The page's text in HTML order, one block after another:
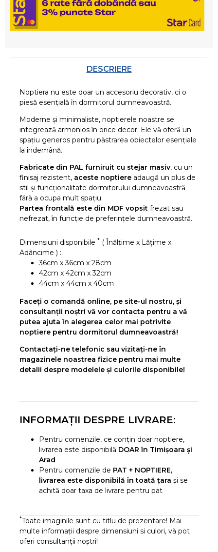
DESCRIERE
Noptiera nu este doar un accesoriu decorativ, ci o
piesă esențială în dormitorul dumneavoastră.
Moderne și minimaliste, noptierele noastre se
integrează armonios în orice decor. Ele vă oferă un
spațiu generos pentru păstrarea obiectelor esențiale
la îndemână.
Fabricate din PAL furniruit cu stejar masiv, cu un
finisaj rezistent, aceste noptiere adaugă un plus de
stil și funcționalitate dormitorului dumneavoastră
fără a ocupa mult spațiu.
Partea frontală este din MDF vopsit frezat sau
nefrezat, în funcție de preferințele dumneavoastră.
Dimensiuni disponibile * ( Înălțime x Lățime x
Adâncime ) :
36cm x 36cm x 28cm
42cm x 42cm x 32cm
44cm x 44cm x 40cm
Faceți o comandă online, pe site-ul nostru, și
consultanții noștri vă vor contacta pentru a vă
putea ajuta în alegerea celor mai potrivite
noptiere pentru dormitorul dumneavoastră!
Contactați-ne telefonic sau vizitați-ne în
magazinele noastrea fizice pentru mai multe
detalii despre modelele și culorile disponibile!
INFORMAȚII DESPRE LIVRARE:
Pentru comenzile, ce conțin doar noptiere,
livrarea este disponibilă DOAR în Timișoara și
Arad
Pentru comenzile de PAT + NOPTIERE,
livrarea este disponibilă în toată țara și se
achită doar taxa de livrare pentru pat
*Toate imaginile sunt cu titlu de prezentare! Mai
multe informații despre dimensiuni si culori, vă pot
oferi consultanții noștri!